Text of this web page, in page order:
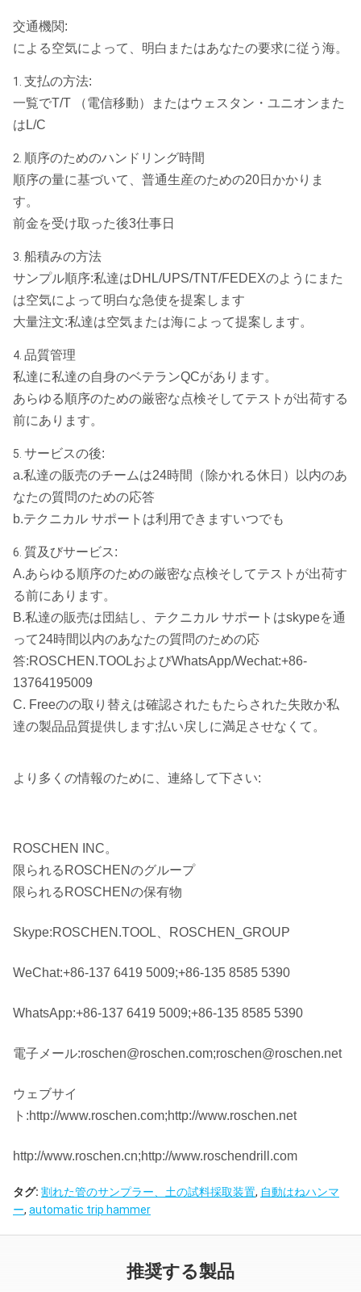
交通機関:
による空気によって、明白またはあなたの要求に従う海。
1. 支払の方法:
一覧でT/T （電信移動）またはウェスタン・ユニオンまた
はL/C
2. 順序のためのハンドリング時間
順序の量に基づいて、普通生産のための20日かかりま
す。
前金を受け取った後3仕事日
3. 船積みの方法
サンプル順序:私達はDHL/UPS/TNT/FEDEXのようにまた
は空気によって明白な急使を提案します
大量注文:私達は空気または海によって提案します。
4. 品質管理
私達に私達の自身のベテランQCがあります。
あらゆる順序のための厳密な点検そしてテストが出荷する
前にあります。
5. サービスの後:
a.私達の販売のチームは24時間（除かれる休日）以内のあ
なたの質問のための応答
b.テクニカル サポートは利用できますいつでも
6. 質及びサービス:
A.あらゆる順序のための厳密な点検そしてテストが出荷す
る前にあります。
B.私達の販売は団結し、テクニカル サポートはskypeを通
って24時間以内のあなたの質問のための応
答:ROSCHEN.TOOLおよびWhatsApp/Wechat:+86-
13764195009
C. Freeのの取り替えは確認されたもたらされた失敗か私
達の製品品質提供します;払い戻しに満足させなくて。
より多くの情報のために、連絡して下さい:
ROSCHEN INC。
限られるROSCHENのグループ
限られるROSCHENの保有物
Skype:ROSCHEN.TOOL、ROSCHEN_GROUP
WeChat:+86-137 6419 5009;+86-135 8585 5390
WhatsApp:+86-137 6419 5009;+86-135 8585 5390
電子メール:roschen@roschen.com;roschen@roschen.net
ウェブサイ
ト:http://www.roschen.com;http://www.roschen.net
http://www.roschen.cn;http://www.roschendrill.com
タグ: 割れた管のサンプラー、土の試料採取装置, 自動はねハンマ
ー, automatic trip hammer
推奨する製品